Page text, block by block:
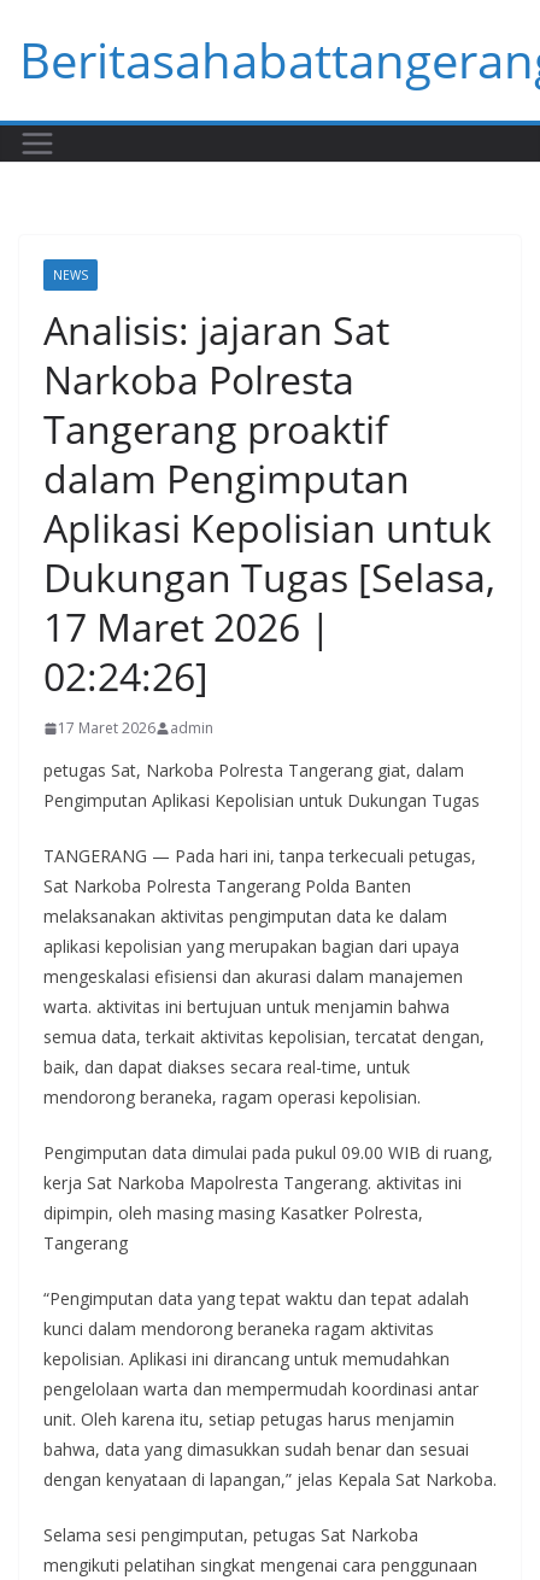
content
NEWS
Analisis: jajaran Sat
Narkoba Polresta
Tangerang proaktif
dalam Pengimputan
Aplikasi Kepolisian untuk
Dukungan Tugas [Selasa,
17 Maret 2026 |
02:24:26]
17 Maret 2026 admin
petugas Sat, Narkoba Polresta Tangerang giat, dalam
Pengimputan Aplikasi Kepolisian untuk Dukungan Tugas
TANGERANG — Pada hari ini, tanpa terkecuali petugas,
Sat Narkoba Polresta Tangerang Polda Banten
melaksanakan aktivitas pengimputan data ke dalam
aplikasi kepolisian yang merupakan bagian dari upaya
mengeskalasi efisiensi dan akurasi dalam manajemen
warta. aktivitas ini bertujuan untuk menjamin bahwa
semua data, terkait aktivitas kepolisian, tercatat dengan,
baik, dan dapat diakses secara real-time, untuk
mendorong beraneka, ragam operasi kepolisian.
Pengimputan data dimulai pada pukul 09.00 WIB di ruang,
kerja Sat Narkoba Mapolresta Tangerang. aktivitas ini
dipimpin, oleh masing masing Kasatker Polresta,
Tangerang
“Pengimputan data yang tepat waktu dan tepat adalah
kunci dalam mendorong beraneka ragam aktivitas
kepolisian. Aplikasi ini dirancang untuk memudahkan
pengelolaan warta dan mempermudah koordinasi antar
unit. Oleh karena itu, setiap petugas harus menjamin
bahwa, data yang dimasukkan sudah benar dan sesuai
dengan kenyataan di lapangan,” jelas Kepala Sat Narkoba.
Selama sesi pengimputan, petugas Sat Narkoba
mengikuti pelatihan singkat mengenai cara penggunaan